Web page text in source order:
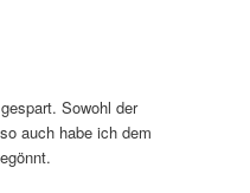
Sowohl der
auch habe ich dem